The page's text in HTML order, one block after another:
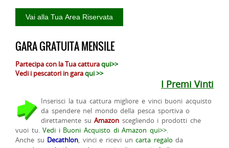
GARA GRATUITA MENSILE
Partecipa con la Tua catturaqui>>
Vedi i pescatori in garaqui >>
I Premi Vinti
Inserisci la tua cattura migliore e vinci buoni acquisto
da spendere nel mondo della pesca sportiva o
direttamente suAmazon scegliendo i prodotti che
vuoi tu.Vedi i Buoni Acquisto di Amazon qui>>.
Anche su Decathlon, vinci e ricevi uncarta regalo da